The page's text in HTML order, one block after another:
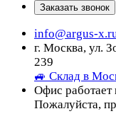
Заказать звонок
info@argus-
г. Москва, ул.
239
🚙 Склад в
Офис работает
Пожалуйста,